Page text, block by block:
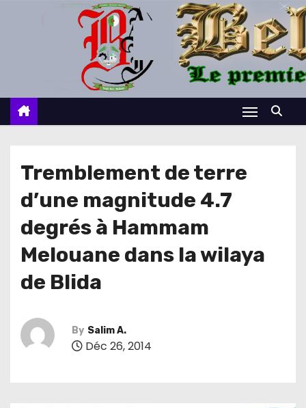
c
Tremblement de terre
d’une magnitude 4.7
degrés à Hammam
Melouane dans la wilaya
de Blida
By Salim A.
Déc 26, 2014